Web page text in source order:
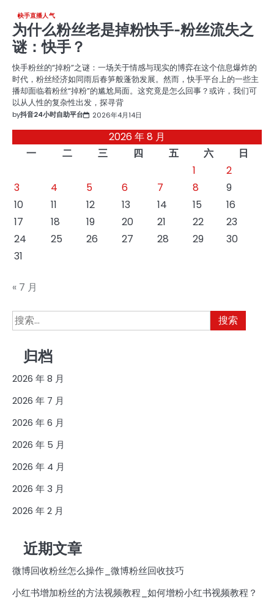
快手直播人气
为什么粉丝老是掉粉快手-粉丝流失之
谜：快手？
快手粉丝的“掉粉”之谜：一场关于情感与现实的博弈在这个信息爆炸的
时代，粉丝经济如同雨后春笋般蓬勃发展。然而，快手平台上的一些主
播却面临着粉丝“掉粉”的尴尬局面。这究竟是怎么回事？或许，我们可
以从人性的复杂性出发，探寻背
by抖音24小时自助平台 2026年4月14日
2026 年 8 月
一
二 三 四 五 六
日
1
2
3
4 5 6 7 8
9
10
11 12 13 14 15
16
17
18 19 20 21 22
23
24
25 26 27 28 29
30
31
« 7 月
搜
索：
归档
2026 年 8 月
2026 年 7 月
2026 年 6 月
2026 年 5 月
2026 年 4 月
2026 年 3 月
2026 年 2 月
近期文章
微博回收粉丝怎么操作_微博粉丝回收技巧
小红书增加粉丝的方法视频教程_如何增粉小红书视频教程？